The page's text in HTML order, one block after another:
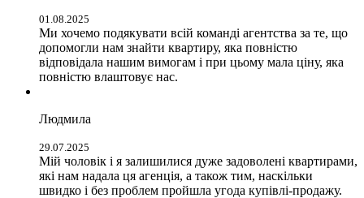
01.08.2025
Ми хочемо подякувати всій команді агентства за те, що
допомогли нам знайти квартиру, яка повністю
відповідала нашим вимогам і при цьому мала ціну, яка
повністю влаштовує нас.
Людмила
29.07.2025
Мій чоловік і я залишилися дуже задоволені квартирами,
які нам надала ця агенція, а також тим, наскільки
швидко і без проблем пройшла угода купівлі-продажу.